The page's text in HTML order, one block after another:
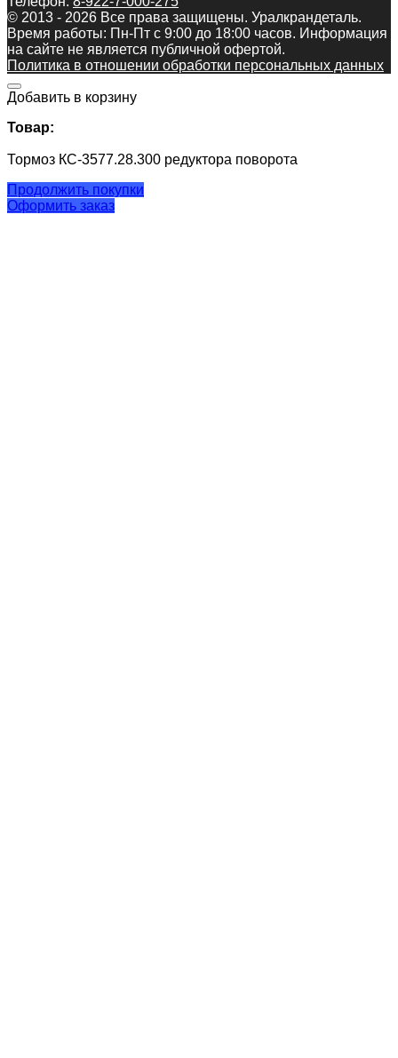
© 2013 - 2026 Все права защищены. Уралкрандеталь.
Время работы: Пн-Пт c 9:00 до 18:00 часов. Информация
на сайте не является публичной офертой.
Политика в отношении обработки персональных данных
Добавить в корзину
Товар:
Тормоз КС-3577.28.300 редуктора поворота
Продолжить покупки
Оформить заказ